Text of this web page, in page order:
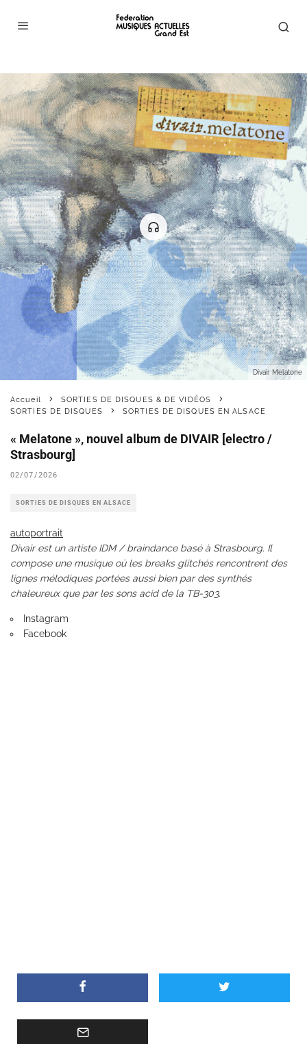
Divair Melatone
Accueil
SORTIES DE DISQUES & DE VIDÉOS
SORTIES DE DISQUES
SORTIES DE DISQUES EN ALSACE
« Melatone », nouvel album de DIVAIR [electro /
Strasbourg]
02/07/2026
SORTIES DE DISQUES EN ALSACE
autoportrait
Divair est un artiste IDM / braindance basé à Strasbourg. Il
compose une musique où les breaks glitchés rencontrent des
lignes mélodiques portées aussi bien par des synthés
chaleureux que par les sons acid de la TB-303.
Instagram
Facebook